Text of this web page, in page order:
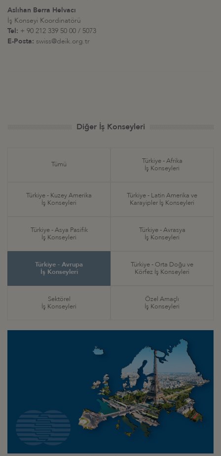
Aslıhan Berra Helvacı
İş Konseyi Koordinatörü
Tel: + 90 212 339 50 00 / 5073
E-Posta: swiss@deik.org.tr
Diğer İş Konseyleri
Tümü
Türkiye - Afrika
İş Konseyleri
Türkiye - Kuzey Amerika
İş Konseyleri
Türkiye - Latin Amerika ve
Karayipler İş Konseyleri
Türkiye - Asya Pasifik
İş Konseyleri
Türkiye - Avrasya
İş Konseyleri
Türkiye - Avrupa
İş Konseyleri
Türkiye - Orta Doğu ve
Körfez İş Konseyleri
Sektörel
İş Konseyleri
Özel Amaçlı
İş Konseyleri